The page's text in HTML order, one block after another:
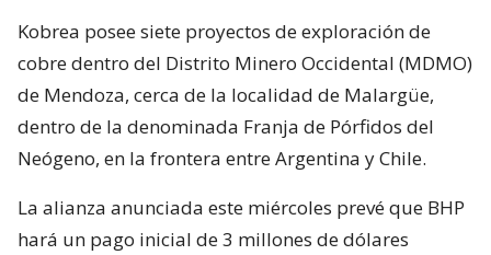
Kobrea posee siete proyectos de exploración de
cobre dentro del Distrito Minero Occidental (MDMO)
de Mendoza, cerca de la localidad de Malargüe,
dentro de la denominada Franja de Pórfidos del
Neógeno, en la frontera entre Argentina y Chile.
La alianza anunciada este miércoles prevé que BHP
hará un pago inicial de 3 millones de dólares